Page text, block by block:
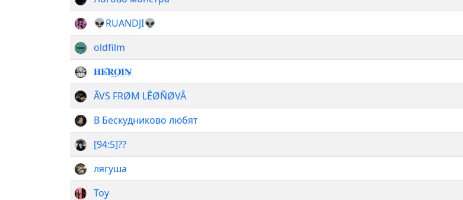
👽RUANDJI👽
oldfilm
𝐇̷𝐄̷̚𝐑͢𝐎̸𝐈̲𝐍̷̸
ÃVS FRØM LÊØÑØVÂ
В Бескудниково любят
[94:5]??
лягуша
Toy